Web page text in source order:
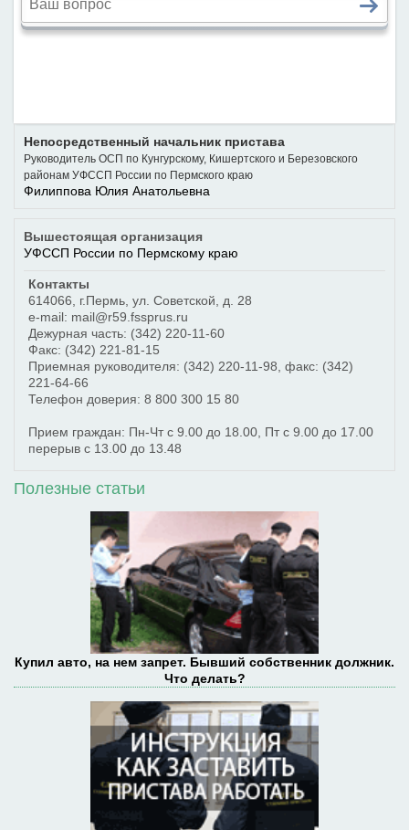
Непосредственный начальник пристава
Руководитель ОСП по Кунгурскому, Кишертского и Березовского
районам УФССП России по Пермского краю
Филиппова Юлия Анатольевна
Вышестоящая организация
УФССП России по Пермскому краю
Контакты
614066
г.Пермь ул. Советской, д. 28
e-mail: mail@r59.fssprus.ru
Дежурная часть: (342) 220-11-60
Факс: (342) 221-81-15
Приемная руководителя: (342) 220-11-98 , факс: (342)
221-64-66
Телефон доверия: 8 800 300 15 80
Прием граждан: Пн-Чт с 9.00 до 18.00, Пт с 9.00 до 17.00
перерыв с 13.00 до 13.48
Полезные статьи
Купил авто, на нем запрет. Бывший собственник должник.
Что делать?